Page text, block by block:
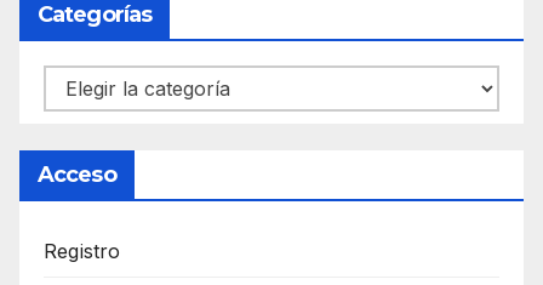
Categorías
Categorías
Acceso
Registro